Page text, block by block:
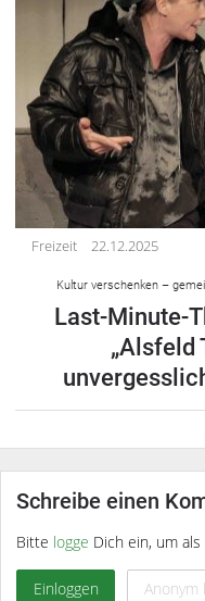
Freizeit 22.12.2025
Kultur verschenken –
Last-Minute-
„Alsfeld
Schreibe einen
Bitte logge Dich ein, um
Einloggen